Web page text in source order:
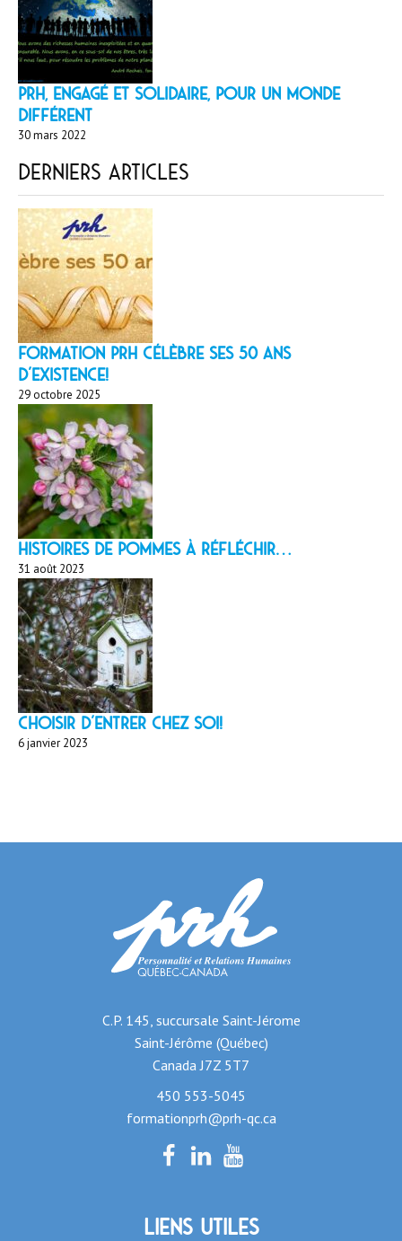
PRH, engagé et solidaire, pour un monde
différent
30 mars 2022
Derniers articles
Formation PRH célèbre ses 50 ans
d’existence!
29 octobre 2025
HISTOIRES DE POMMES À réfléchir…
31 août 2023
Choisir d'entrer chez soi!
6 janvier 2023
C.P. 145, succursale Saint-Jérome
Saint-Jérôme (Québec)
Canada J7Z 5T7
450 553-5045
formationprh@prh-qc.ca
Liens utiles